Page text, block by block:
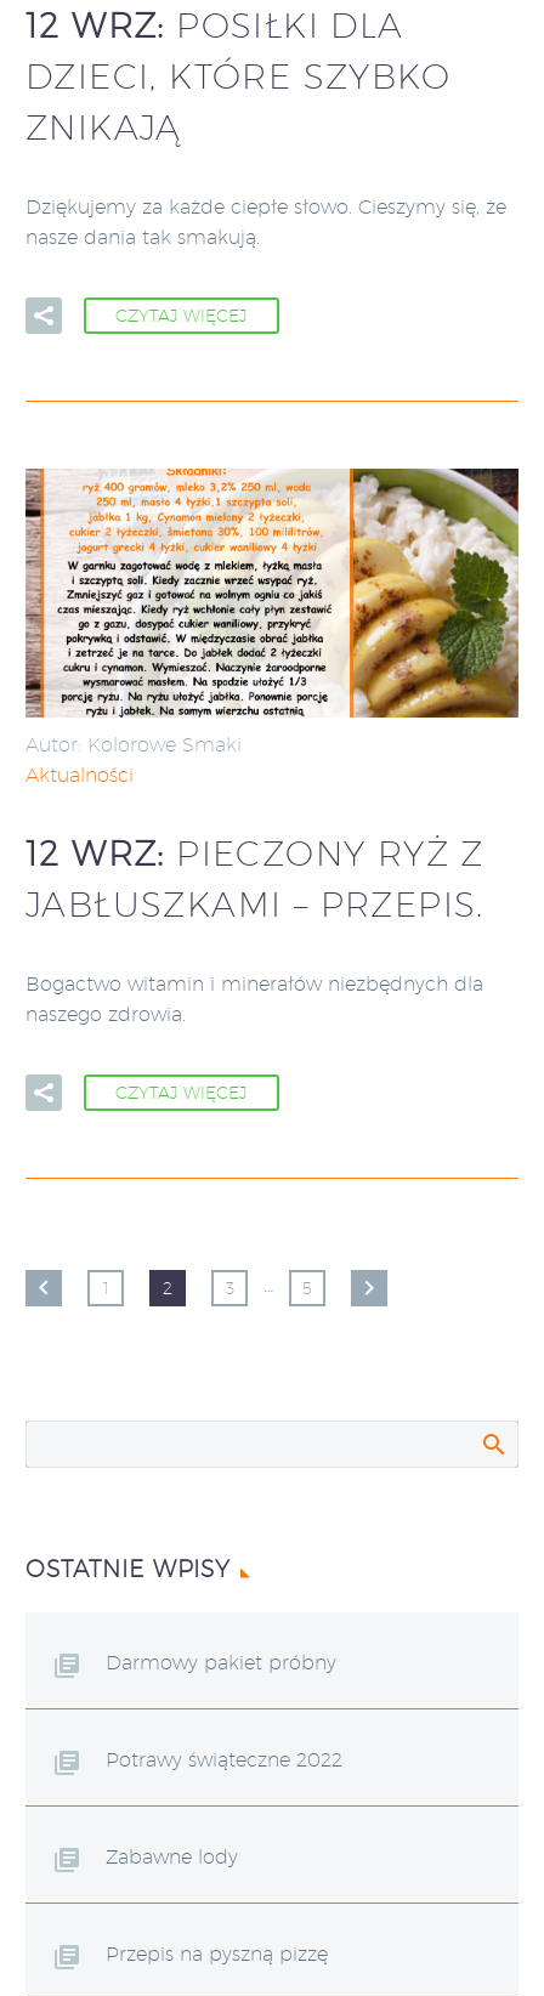
12 WRZ: POSIŁKI DLA
DZIECI, KTÓRE SZYBKO
ZNIKAJĄ
Dziękujemy za każde ciepłe słowo. Cieszymy się, że
nasze dania tak smakują.
CZYTAJ WIĘCEJ
Autor: Kolorowe Smaki
Aktualności
12 WRZ: PIECZONY RYŻ Z
JABŁUSZKAMI – PRZEPIS.
Bogactwo witamin i minerałów niezbędnych dla
naszego zdrowia.
CZYTAJ WIĘCEJ
1 2 3 … 5
OSTATNIE WPISY
Darmowy pakiet próbny
Potrawy świąteczne 2022
Zabawne lody
Przepis na pyszną pizzę